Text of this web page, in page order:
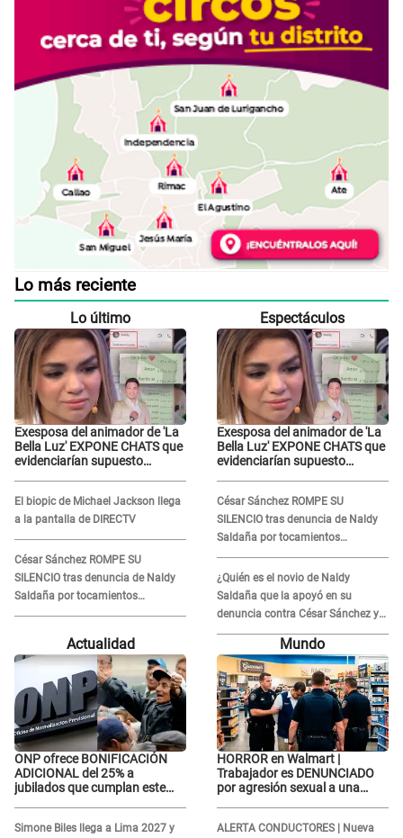
Lo más reciente
Lo último
Exesposa del animador de 'La
Bella Luz' EXPONE CHATS que
evidenciarían supuesto
pareja
El biopic de Michael Jackson llega
a la pantalla de DIRECTV
César Sánchez ROMPE SU
SILENCIO tras denuncia de Naldy
Saldaña por tocamientos
indebidos: "Pido respetar la
Espectáculos
Exesposa del animador de 'La
Bella Luz' EXPONE CHATS que
evidenciarían supuesto
pareja
César Sánchez ROMPE SU
SILENCIO tras denuncia de Naldy
Saldaña por tocamientos
indebidos: "Pido respetar la
presunción de inocencia"
¿Quién es el novio de Naldy
Saldaña que la apoyó en su
denuncia contra César Sánchez y
confrontó al dueño de 'La Bella
Actualidad
ONP ofrece BONIFICACIÓN
ADICIONAL del 25% a
jubilados que cumplan este
Simone Biles llega a Lima 2027 y
Mundo
HORROR en Walmart |
Trabajador es DENUNCIADO
por agresión sexual a una
ALERTA CONDUCTORES | Nueva